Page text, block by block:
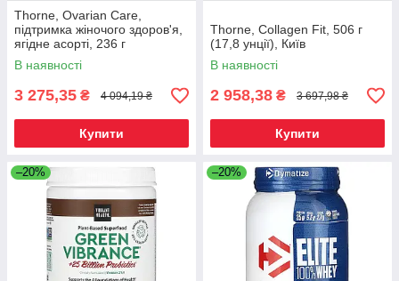
Thorne, Ovarian Care,
підтримка жіночого здоров'я,
ягідне асорті, 236 г
(8,32 унції), Київ
В наявності
3 275,35 ₴ 4 094,19 ₴
Купити
Thorne, Collagen Fit, 506 г
(17,8 унції), Київ
В наявності
2 958,38 ₴ 3 697,98 ₴
Купити
–20% –20%